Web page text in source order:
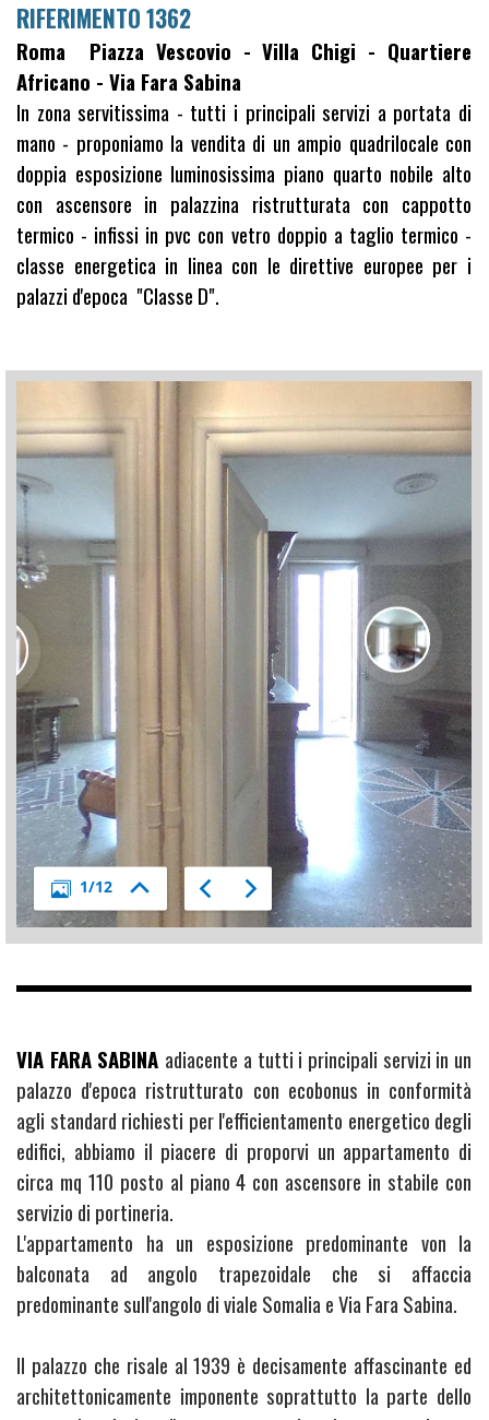
RIFERIMENTO 1362
Roma Piazza Vescovio - Villa Chigi - Quartiere
Africano - Via Fara Sabina
In zona servitissima - tutti i principali servizi a portata di
mano - proponiamo la vendita di un ampio quadrilocale con
doppia esposizione luminosissima piano quarto nobile alto
con ascensore in palazzina ristrutturata con cappotto
termico - infissi in pvc con vetro doppio a taglio termico -
classe energetica in linea con le direttive europee per i
palazzi d'epoca "Classe D".
VIA FARA SABINA adiacente a tutti i principali servizi in un
palazzo d'epoca ristrutturato con ecobonus in conformità
agli standard richiesti per l'efficientamento energetico degli
edifici, abbiamo il piacere di proporvi un appartamento di
circa mq 110 posto al piano 4 con ascensore in stabile con
servizio di portineria.
L'appartamento ha un esposizione predominante von la
balconata ad angolo trapezoidale che si affaccia
predominante sull'angolo di viale Somalia e Via Fara Sabina.
Il palazzo che risale al 1939 è decisamente affascinante ed
architettonicamente imponente soprattutto la parte dello